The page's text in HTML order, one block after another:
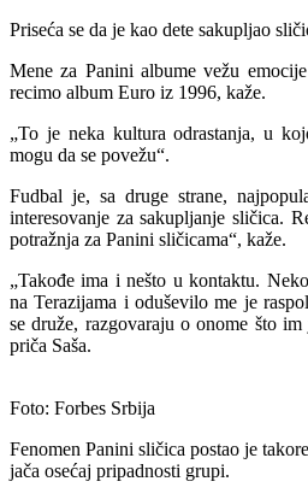
Priseća se da je kao dete sakupljao
Mene za Panini albume vežu
recimo album Euro iz 1996, kaže.
„To je neka kultura odrastanja, u
mogu da se povežu“.
Fudbal je, sa druge strane,
interesovanje za sakupljanje sličica.
potražnja za Panini sličicama“, kaže.
„Takođe ima i nešto u kontaktu.
na Terazijama i oduševilo me je
se druže, razgovaraju o onome što
priča Saša.
Foto: Forbes Srbija
Fenomen Panini sličica postao je
jača osećaj pripadnosti grupi.